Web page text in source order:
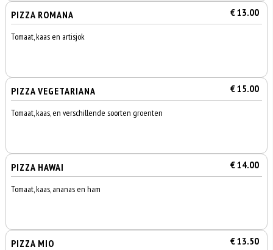
PIZZA ROMANA € 13.00
Tomaat, kaas en artisjok
PIZZA VEGETARIANA € 15.00
Tomaat, kaas, en verschillende soorten groenten
PIZZA HAWAI € 14.00
Tomaat, kaas, ananas en ham
PIZZA MIO € 13.50